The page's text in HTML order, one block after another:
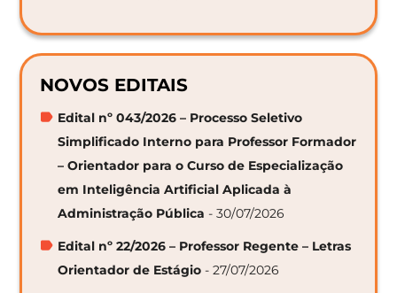
NOVOS EDITAIS
Edital nº 043/2026 – Processo Seletivo
Simplificado Interno para Professor Formador
– Orientador para o Curso de Especialização
em Inteligência Artificial Aplicada à
Administração Pública - 30/07/2026
Edital nº 22/2026 – Professor Regente – Letras
Orientador de Estágio - 27/07/2026